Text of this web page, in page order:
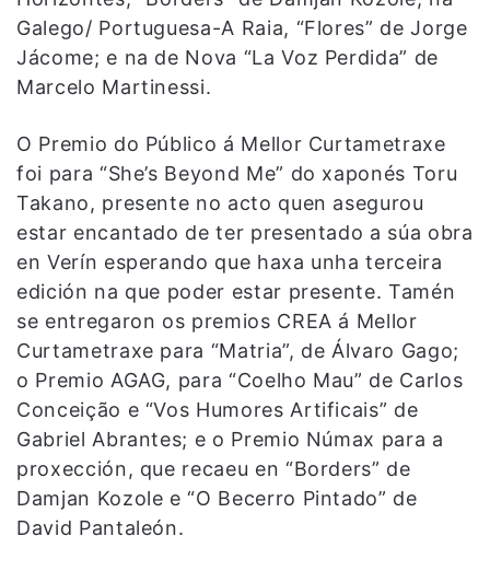
Galego/ Portuguesa-A Raia, “Flores” de Jorge
Jácome; e na de Nova “La Voz Perdida” de
Marcelo Martinessi.
O Premio do Público á Mellor Curtametraxe
foi para “She’s Beyond Me” do xaponés Toru
Takano, presente no acto quen asegurou
estar encantado de ter presentado a súa obra
en Verín esperando que haxa unha terceira
edición na que poder estar presente. Tamén
se entregaron os premios CREA á Mellor
Curtametraxe para “Matria”, de Álvaro Gago;
o Premio AGAG, para “Coelho Mau” de Carlos
Conceição e “Vos Humores Artificais” de
Gabriel Abrantes; e o Premio Númax para a
proxección, que recaeu en “Borders” de
Damjan Kozole e “O Becerro Pintado” de
David Pantaleón.